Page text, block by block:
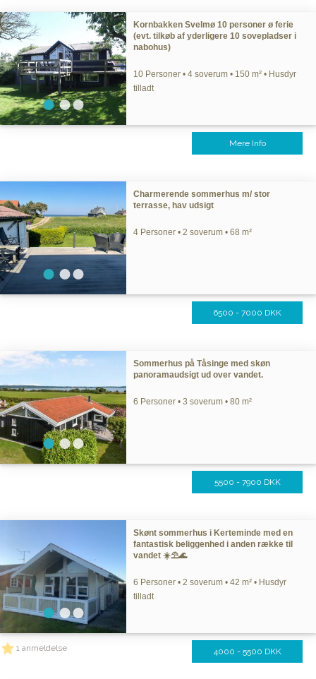
Kornbakken Svelmø 10 personer ø ferie
(evt. tilkøb af yderligere 10 sovepladser i
nabohus)
10 Personer • 4 soverum • 150 m² • Husdyr
tilladt
Mere Info
Charmerende sommerhus m/ stor
terrasse, hav udsigt
4 Personer • 2 soverum • 68 m²
6500 - 7000 DKK
Sommerhus på Tåsinge med skøn
panoramaudsigt ud over vandet.
6 Personer • 3 soverum • 80 m²
5500 - 7900 DKK
Skønt sommerhus i Kerteminde med en
fantastisk beliggenhed i anden række til
vandet ☀️⛱️🌊
6 Personer • 2 soverum • 42 m² • Husdyr
tilladt
1 anmeldelse 4000 - 5500 DKK